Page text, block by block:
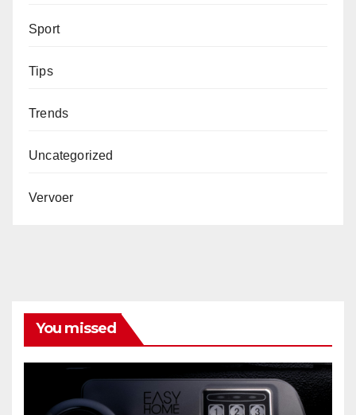
Sport
Tips
Trends
Uncategorized
Vervoer
You missed